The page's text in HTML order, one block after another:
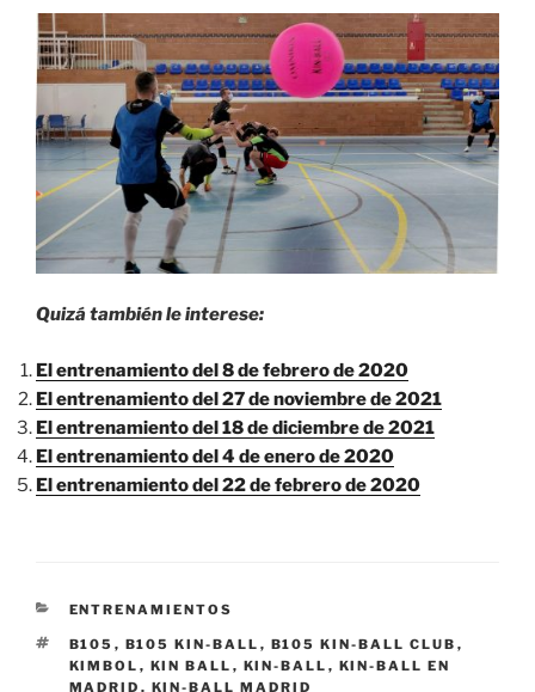
Quizá también le interese:
El entrenamiento del 8 de febrero de 2020
El entrenamiento del 27 de noviembre de 2021
El entrenamiento del 18 de diciembre de 2021
El entrenamiento del 4 de enero de 2020
El entrenamiento del 22 de febrero de 2020
CATEGORÍAS
ENTRENAMIENTOS
ETIQUETAS
B105 , B105 KIN-BALL , B105 KIN-BALL CLUB ,
KIMBOL , KIN BALL , KIN-BALL , KIN-BALL EN
MADRID , KIN-BALL MADRID